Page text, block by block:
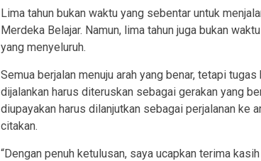
Lima tahun bukan waktu yang sebentar untuk
Merdeka Belajar. Namun, lima tahun juga bukan
yang menyeluruh.
Semua berjalan menuju arah yang benar, tetapi
dijalankan harus diteruskan sebagai gerakan yang
diupayakan harus dilanjutkan sebagai perjalanan ke
citakan.
“Dengan penuh ketulusan, saya ucapkan terima